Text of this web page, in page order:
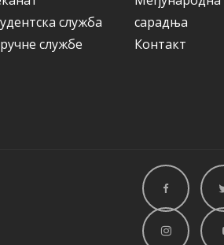
служба
службе
сарадња
Контакт